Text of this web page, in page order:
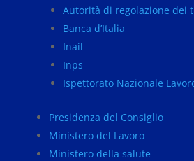
Autorità di regolazione dei
Banca d’Italia
Inail
Inps
Ispettorato Nazionale
Presidenza del Consiglio
Ministero del Lavoro
Ministero della salute